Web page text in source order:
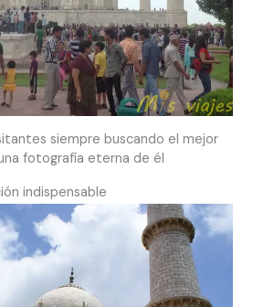
siempre buscando el mejor
fotografía eterna de él
indispensable